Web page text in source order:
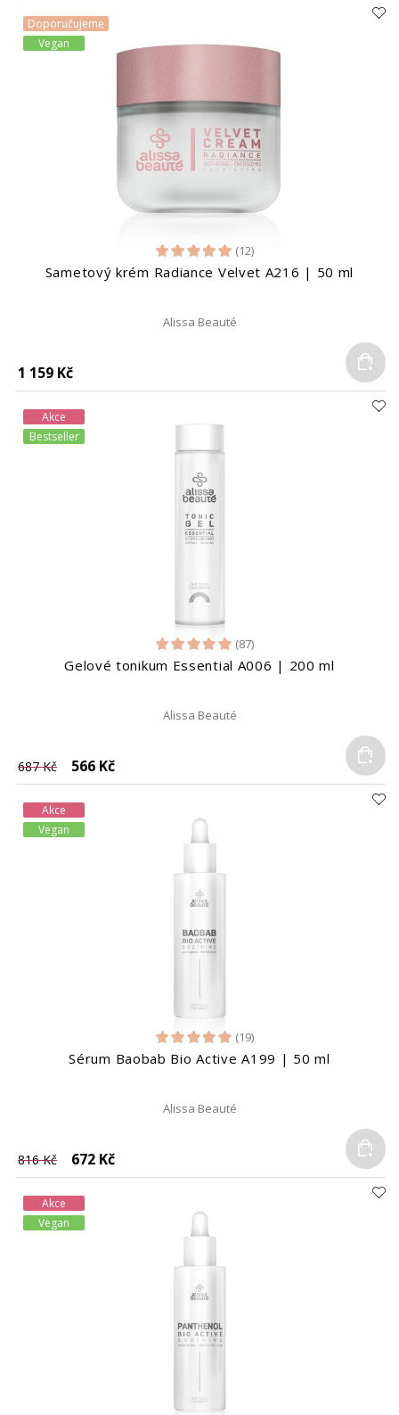
Doporučujeme
Vegan
(12)
Sametový krém Radiance Velvet A216 | 50 ml
Alissa Beauté
1 159 Kč
Akce
Bestseller
(87)
Gelové tonikum Essential A006 | 200 ml
Alissa Beauté
687 Kč 566 Kč
Akce
Vegan
(19)
Sérum Baobab Bio Active A199 | 50 ml
Alissa Beauté
816 Kč 672 Kč
Akce
Vegan